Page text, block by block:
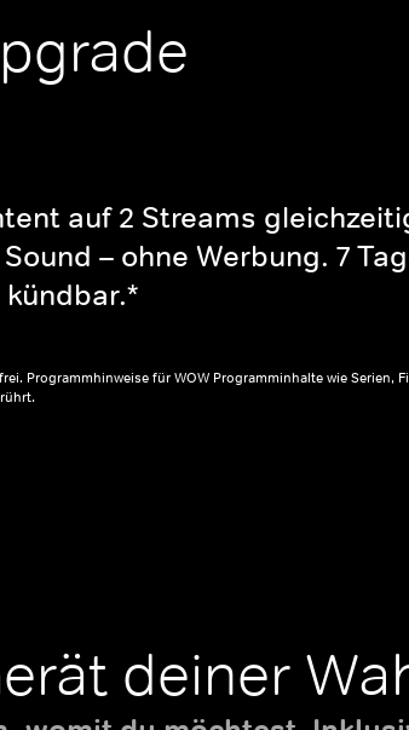
auf 2 Streams
– ohne Werbung. 7
Programmhinweise für WOW Programminhalte wie Serien,
deiner